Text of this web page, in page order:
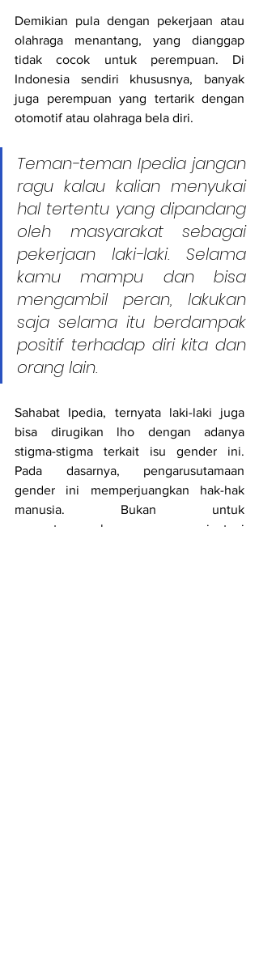
Demikian pula dengan pekerjaan atau
olahraga menantang, yang dianggap
tidak cocok untuk perempuan. Di
Indonesia sendiri khususnya, banyak
juga perempuan yang tertarik dengan
otomotif atau olahraga bela diri.
Teman-teman Ipedia jangan
ragu kalau kalian menyukai
hal tertentu yang dipandang
oleh masyarakat sebagai
pekerjaan laki-laki. Selama
kamu mampu dan bisa
mengambil peran, lakukan
saja selama itu berdampak
positif terhadap diri kita dan
orang lain.
Sahabat Ipedia, ternyata laki-laki juga
bisa dirugikan lho dengan adanya
stigma-stigma terkait isu gender ini.
Pada dasarnya, pengarusutamaan
gender ini memperjuangkan hak-hak
manusia. Bukan untuk
mengatasnamakan perempuan saja, tapi